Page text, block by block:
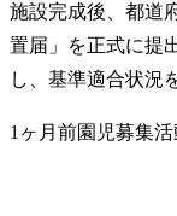
施設完成後、都道
置届」を正式に提
し、基準適合状況
1ヶ月前園児募集